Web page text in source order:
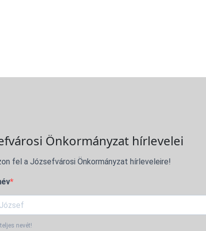
Önkormányzat hírlevelei
fel a Józsefvárosi Önkormányzat hírleveleire!
nevét!